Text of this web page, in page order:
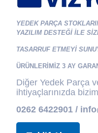
YEDEK PARÇA
YAZILIM DESTEĞİ İLE
TASARRUF ETMEYİ
ÜRÜNLERİMİZ 3 AY
Diğer Yedek Parça
ihtiyaçlarınızda
0262 6422901 /